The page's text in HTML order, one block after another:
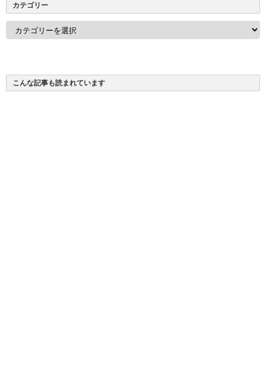
カテゴリー
こんな記事も読まれています